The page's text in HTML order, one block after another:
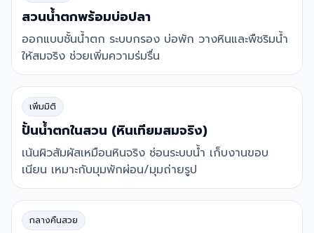
สวนน้ำตกพร้อมบ่อปลา
ออกแบบชั้นน้ำตก ระบบกรอง บ่อพัก วางหินและพืชริมน้ำ
ให้สมจริง ช่วยเพิ่มความร่มรื่น
เพิ่มมิติ
ปั้นน้ำตกในสวน (หินเทียมสมจริง)
เน้นผิวสัมผัสเหมือนหินจริง ซ่อนระบบน้ำ เก็บงานขอบ
เนียน เหมาะกับมุมพักผ่อน/มุมถ่ายรูป
กลางคืนสวย